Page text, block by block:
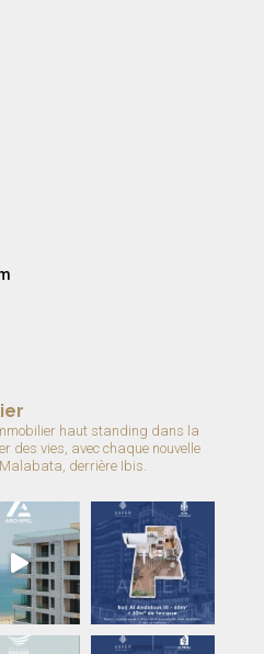
haut standing dans la
des vies, avec chaque nouvelle
derrière Ibis.